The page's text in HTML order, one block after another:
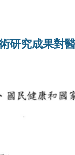
研究成果對